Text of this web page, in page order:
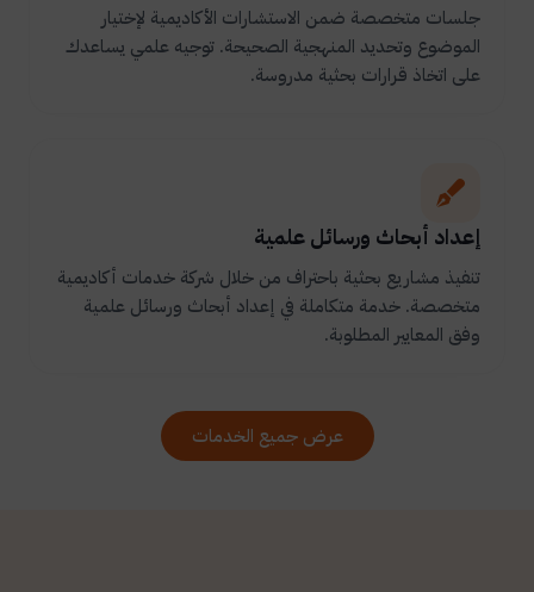
جلسات متخصصة ضمن الاستشارات الأكاديمية لإختيار
الموضوع وتحديد المنهجية الصحيحة. توجيه علمي يساعدك
على اتخاذ قرارات بحثية مدروسة.
إعداد أبحاث ورسائل علمية
تنفيذ مشاريع بحثية باحتراف من خلال شركة خدمات أكاديمية
متخصصة. خدمة متكاملة في إعداد أبحاث ورسائل علمية
وفق المعايير المطلوبة.
عرض جميع الخدمات